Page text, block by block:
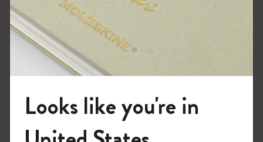
モレスキンの世界へようこそ
Looks like you're in